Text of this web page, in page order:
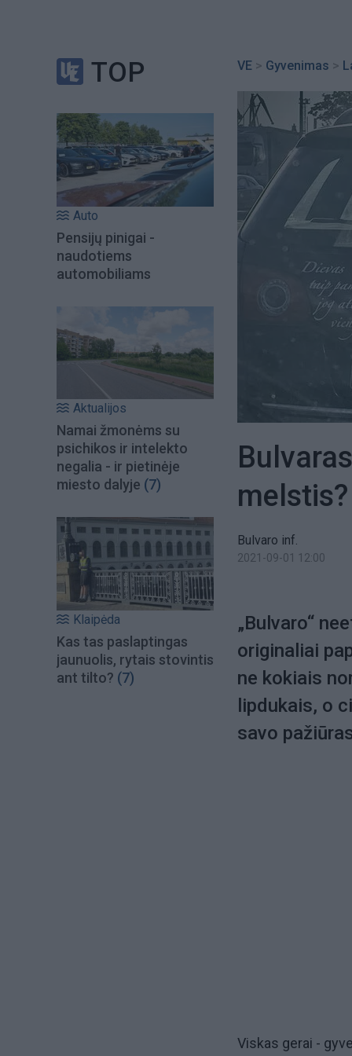
TOP
Auto
Pensijų pinigai -
naudotiems
automobiliams
Aktualijos
Namai žmonėms su
psichikos ir intelekto
negalia - ir pietinėje
miesto dalyje (7)
Klaipėda
Kas tas paslaptingas
jaunuolis, rytais stovintis
ant tilto? (7)
VE > Gyvenimas >
melstis?
Bulvaro inf.
2021-09-01 12:00
„Bulvaro“
originaliai
ne kokiais
lipdukais, o
savo
Viskas gerai -